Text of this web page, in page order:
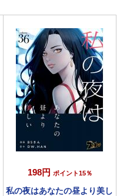
198円 ポイント15％
私の夜はあなたの昼より美し